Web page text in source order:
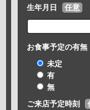
生年月日 任意
お食事予定の有無
未定
有
無
ご来店予定時刻